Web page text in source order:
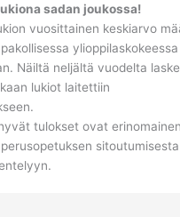
sadan joukossa!
vuosittainen keskiarvo
Näiltä neljältä vuodelta
lukiot laitettiin
tulokset ovat
sitoutumisesta